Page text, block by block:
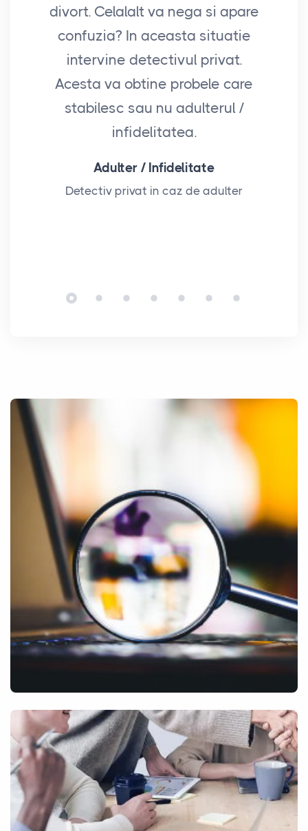
divort. Celalalt va nega si apare
confuzia? In aceasta situatie
intervine detectivul privat.
Acesta va obtine probele care
stabilesc sau nu adulterul /
infidelitatea.
Adulter / Infidelitate
Detectiv privat in caz de adulter